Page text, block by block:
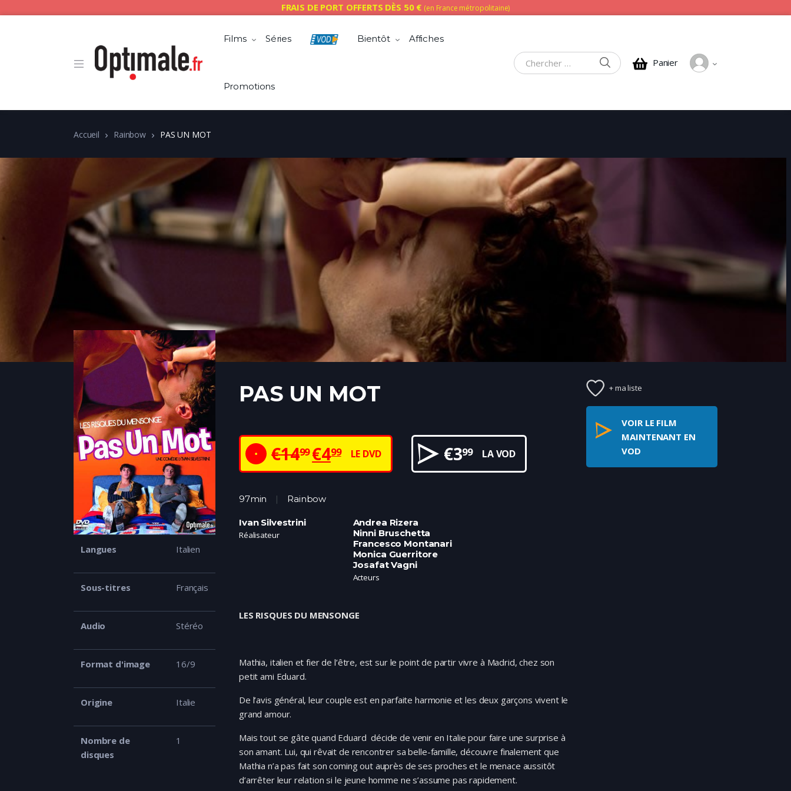
FRAIS DE PORT OFFERTS DÈS 50 € (en France métropolitaine)
Films Séries Bientôt Affiches
Promotions
Chercher :
CHERCHERPanier
Accueil Rainbow PAS UN MOT
+ ma liste
VOIR LE FILM
MAINTENANT EN
VOD
PAS UN MOT
€1499 €499 LE DVD €399 LA VOD
97min Rainbow
Ivan Silvestrini
Réalisateur
Andrea Rizera
Ninni Bruschetta
Francesco Montanari
Monica Guerritore
Josafat Vagni
Acteurs
LES RISQUES DU MENSONGE
Mathia, italien et fier de l’être, est sur le point de partir vivre à Madrid, chez son
petit ami Eduard.
De l’avis général, leur couple est en parfaite harmonie et les deux garçons vivent le
grand amour.
Mais tout se gâte quand Eduard décide de venir en Italie pour faire une surprise à
son amant. Lui, qui rêvait de rencontrer sa belle-famille, découvre finalement que
Mathia n’a pas fait son coming out auprès de ses proches et le menace aussitôt
d’arrêter leur relation si le jeune homme ne s’assume pas rapidement.
Langues Italien
Sous-titres Français
Audio Stéréo
Format d'image 16/9
Origine Italie
Nombre de
disques
1